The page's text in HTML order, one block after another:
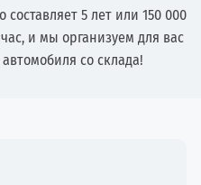
5 лет или 150 000
и мы организуем для вас
со склада!